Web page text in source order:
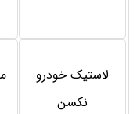
لاستیک خودرو
نکسن